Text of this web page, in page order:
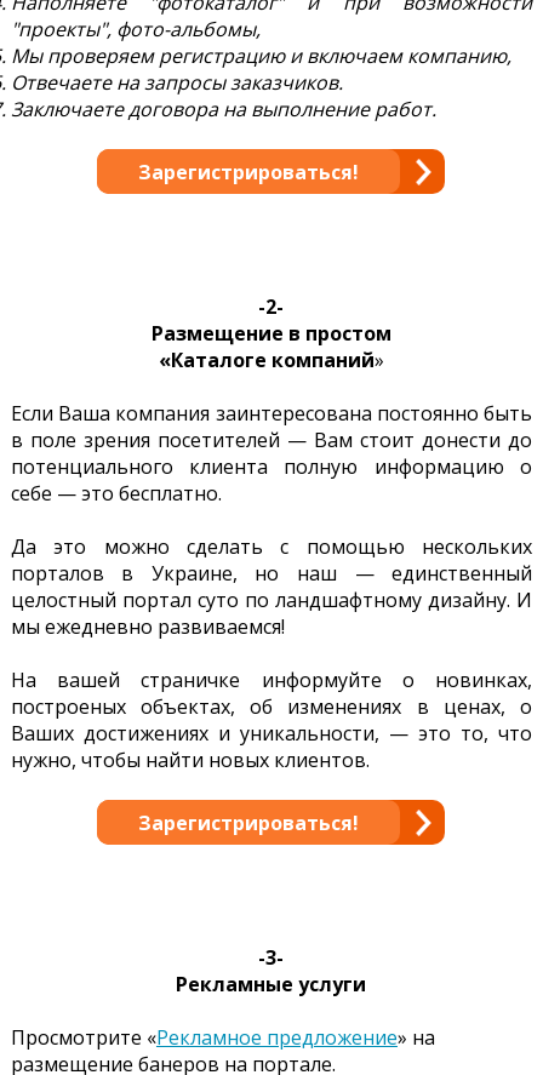
"проекты", фото-альбомы,
Мы проверяем регистрацию и включаем компанию,
Отвечаете на запросы заказчиков.
Заключаете договора на выполнение работ.
Зарегистрироваться!
-2-
Размещение в простом
«Каталоге компаний»
Если Ваша компания заинтересована постоянно быть
в поле зрения посетителей — Вам стоит донести до
потенциального клиента полную информацию о
себе — это бесплатно.
Да это можно сделать с помощью нескольких
порталов в Украине, но наш — единственный
целостный портал суто по ландшафтному дизайну. И
мы ежедневно развиваемся!
На вашей страничке информуйте о новинках,
построеных объектах, об изменениях в ценах, о
Ваших достижениях и уникальности, — это то, что
нужно, чтобы найти новых клиентов.
Зарегистрироваться!
-3-
Рекламные услуги
Просмотрите «Рекламное предложение» на
размещение банеров на портале.